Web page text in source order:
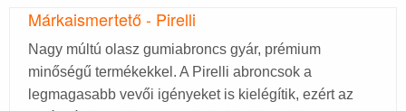
Márkaismertető - Pirelli
Nagy múltú olasz gumiabroncs gyár, prémium
minőségű termékekkel. A Pirelli abroncsok a
legmagasabb vevői igényeket is kielégítik, ezért az